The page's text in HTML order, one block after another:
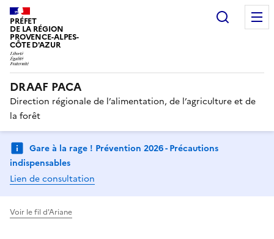
PRÉFET
DE LA RÉGION
PROVENCE-ALPES-
CÔTE D'AZUR
DRAAF PACA
Direction régionale de l’alimentation, de l’agriculture et de
la forêt
Gare à la rage ! Prévention 2026 - Précautions
indispensables
Lien de consultation
Voir le fil d'Ariane